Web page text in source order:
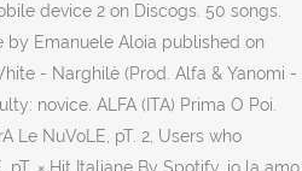
device 2 on Discogs. 50 songs.
by Emanuele Aloia published on
- Narghilè (Prod. Alfa & Yanomi -
novice. ALFA (ITA) Prima O Poi.
Le NuVoLE, pT. 2, Users who